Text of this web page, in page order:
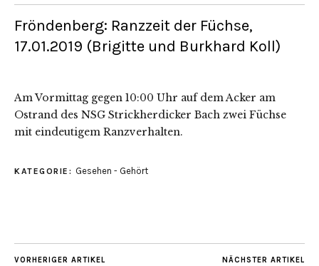
Fröndenberg: Ranzzeit der Füchse,
17.01.2019 (Brigitte und Burkhard Koll)
Am Vormittag gegen 10:00 Uhr auf dem Acker am
Ostrand des NSG Strickherdicker Bach zwei Füchse
mit eindeutigem Ranzverhalten.
KATEGORIE: Gesehen - Gehört
VORHERIGER ARTIKEL NÄCHSTER ARTIKEL